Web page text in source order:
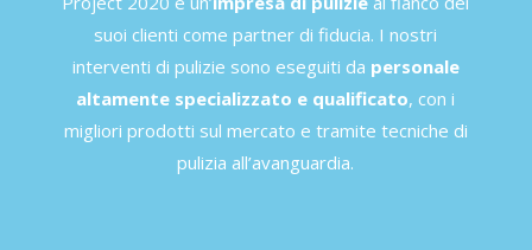
suoi clienti come partner di fiducia. I nostri
interventi di pulizie sono eseguiti da personale
altamente specializzato e qualificato, con i
migliori prodotti sul mercato e tramite tecniche di
pulizia all’avanguardia.